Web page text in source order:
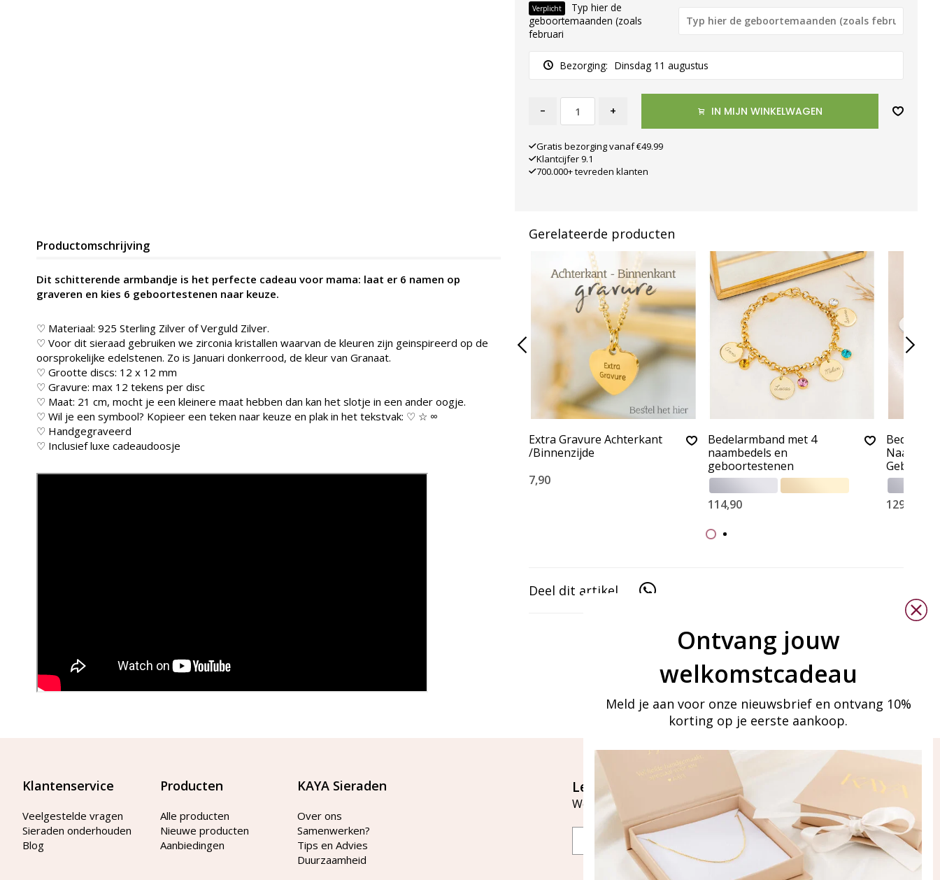
Verplicht
Typ hier de
geboortemaanden (zoals
februari
Bezorging: Dinsdag 11 augustus
- + IN MIJN WINKELWAGEN
Gratis bezorging vanaf €49.99
Klantcijfer 9.1
700.000+ tevreden klanten
Productomschrijving
Dit schitterende armbandje is het perfecte cadeau voor mama: laat er 6 namen op
graveren en kies 6 geboortestenen naar keuze.
♡ Materiaal: 925 Sterling Zilver of Verguld Zilver.
♡ Voor dit sieraad gebruiken we zirconia kristallen waarvan de kleuren zijn geinspireerd op de
oorsprokelijke edelstenen. Zo is Januari donkerrood, de kleur van Granaat.
♡ Grootte discs: 12 x 12 mm
♡ Gravure: max 12 tekens per disc
♡ Maat: 21 cm, mocht je een kleinere maat hebben dan kan het slotje in een ander oogje.
♡ Wil je een symbool? Kopieer een teken naar keuze en plak in het tekstvak: ♡ ☆ ∞
♡ Handgegraveerd
♡ Inclusief luxe cadeaudoosje
Gerelateerde producten
Extra Gravure Achterkant
/Binnenzijde
7,90
Bedelarmband met 4
naambedels en
geboortestenen
114,90 129,90
Deel dit artikel
Klantenservice
Veelgestelde vragen
Sieraden onderhouden
Blog
Producten
Alle producten
Nieuwe producten
Aanbiedingen
KAYA Sieraden
Over ons
Samenwerken?
Tips en Advies
Duurzaamheid
Let's stay in touch
Word lid van onze mailinglijst
Ontvang jouw
welkomstcadeau
Meld je aan voor onze nieuwsbrief en ontvang 10%
korting op je eerste aankoop.